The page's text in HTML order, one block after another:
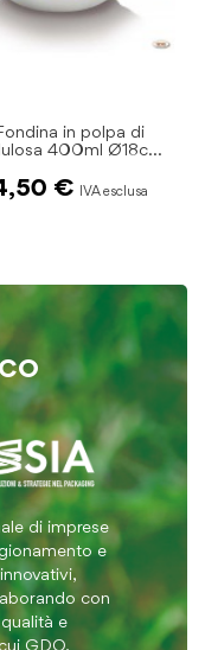
ovale due scomparti
in polpa di cellulosa
7,99 €
di imprese
e
con
e